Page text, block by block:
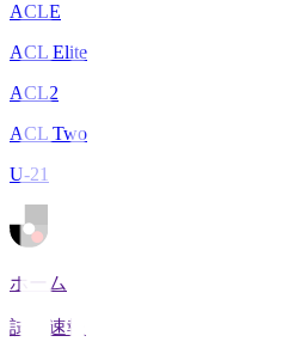
ACLE
ACL Elite
ACL2
ACL Two
U-21
ホーム
試合速報